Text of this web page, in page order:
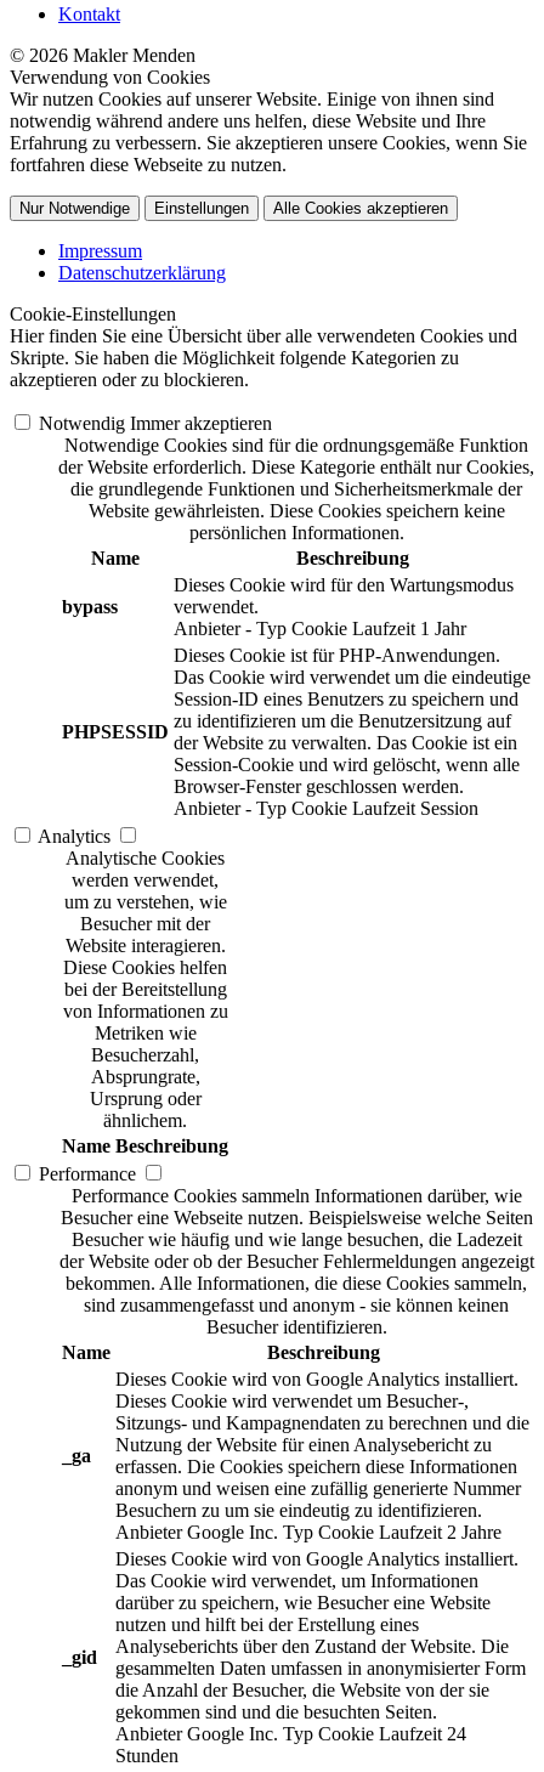
Kontakt
© 2026 Makler Menden
Verwendung von Cookies
Wir nutzen Cookies auf unserer Website. Einige von ihnen sind
notwendig während andere uns helfen, diese Website und Ihre
Erfahrung zu verbessern. Sie akzeptieren unsere Cookies, wenn Sie
fortfahren diese Webseite zu nutzen.
Nur Notwendige Einstellungen Alle Cookies akzeptieren
Impressum
Datenschutzerklärung
Cookie-Einstellungen
Hier finden Sie eine Übersicht über alle verwendeten Cookies und
Skripte. Sie haben die Möglichkeit folgende Kategorien zu
akzeptieren oder zu blockieren.
Notwendig Immer akzeptieren
Notwendige Cookies sind für die ordnungsgemäße Funktion
der Website erforderlich. Diese Kategorie enthält nur Cookies,
die grundlegende Funktionen und Sicherheitsmerkmale der
Website gewährleisten. Diese Cookies speichern keine
persönlichen Informationen.
Name
Beschreibung
bypass
Dieses Cookie wird für den Wartungsmodus
verwendet.
Anbieter - Typ Cookie Laufzeit 1 Jahr
PHPSESSID
Dieses Cookie ist für PHP-Anwendungen.
Das Cookie wird verwendet um die eindeutige
Session-ID eines Benutzers zu speichern und
zu identifizieren um die Benutzersitzung auf
der Website zu verwalten. Das Cookie ist ein
Session-Cookie und wird gelöscht, wenn alle
Browser-Fenster geschlossen werden.
Anbieter - Typ Cookie Laufzeit Session
Analytics
Analytische Cookies
werden verwendet,
um zu verstehen, wie
Besucher mit der
Website interagieren.
Diese Cookies helfen
bei der Bereitstellung
von Informationen zu
Metriken wie
Besucherzahl,
Absprungrate,
Ursprung oder
ähnlichem.
Name Beschreibung
Performance
Performance Cookies sammeln Informationen darüber, wie
Besucher eine Webseite nutzen. Beispielsweise welche Seiten
Besucher wie häufig und wie lange besuchen, die Ladezeit
der Website oder ob der Besucher Fehlermeldungen angezeigt
bekommen. Alle Informationen, die diese Cookies sammeln,
sind zusammengefasst und anonym - sie können keinen
Besucher identifizieren.
Name
Beschreibung
_ga
Dieses Cookie wird von Google Analytics installiert.
Dieses Cookie wird verwendet um Besucher-,
Sitzungs- und Kampagnendaten zu berechnen und die
Nutzung der Website für einen Analysebericht zu
erfassen. Die Cookies speichern diese Informationen
anonym und weisen eine zufällig generierte Nummer
Besuchern zu um sie eindeutig zu identifizieren.
Anbieter Google Inc. Typ Cookie Laufzeit 2 Jahre
_gid
Dieses Cookie wird von Google Analytics installiert.
Das Cookie wird verwendet, um Informationen
darüber zu speichern, wie Besucher eine Website
nutzen und hilft bei der Erstellung eines
Analyseberichts über den Zustand der Website. Die
gesammelten Daten umfassen in anonymisierter Form
die Anzahl der Besucher, die Website von der sie
gekommen sind und die besuchten Seiten.
Anbieter Google Inc. Typ Cookie Laufzeit 24
Stunden